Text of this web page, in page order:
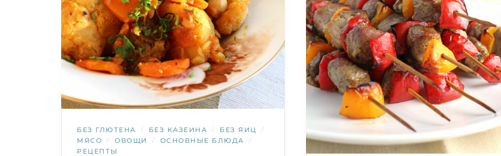
БЕЗ ГЛЮТЕНА / БЕЗ КАЗЕИНА / БЕЗ ЯИЦ /
МЯСО / ОВОЩИ / ОСНОВНЫЕ БЛЮДА /
РЕЦЕПТЫ